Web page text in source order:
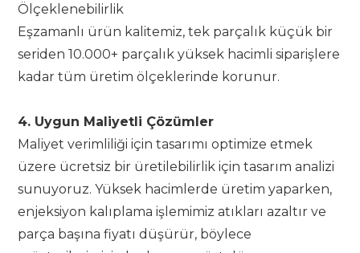
Ölçeklenebilirlik
Eşzamanlı ürün kalitemiz, tek parçalık küçük bir
seriden 10.000+ parçalık yüksek hacimli siparişlere
kadar tüm üretim ölçeklerinde korunur.
4. Uygun Maliyetli Çözümler
Maliyet verimliliği için tasarımı optimize etmek
üzere ücretsiz bir üretilebilirlik için tasarım analizi
sunuyoruz. Yüksek hacimlerde üretim yaparken,
enjeksiyon kalıplama işlemimiz atıkları azaltır ve
parça başına fiyatı düşürür, böylece